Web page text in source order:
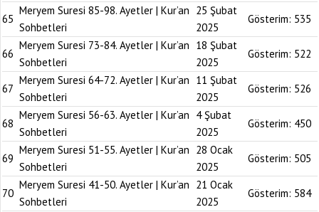
65
Meryem Suresi 85-98. Ayetler | Kur’an
Sohbetleri
25 Şubat
2025
Gösterim: 535
66
Meryem Suresi 73-84. Ayetler | Kur’an
Sohbetleri
18 Şubat
2025
Gösterim: 522
67
Meryem Suresi 64-72. Ayetler | Kur’an
Sohbetleri
11 Şubat
2025
Gösterim: 526
68
Meryem Suresi 56-63. Ayetler | Kur’an
Sohbetleri
4 Şubat
2025
Gösterim: 450
69
Meryem Suresi 51-55. Ayetler | Kur’an
Sohbetleri
28 Ocak
2025
Gösterim: 505
70
Meryem Suresi 41-50. Ayetler | Kur’an
Sohbetleri
21 Ocak
2025
Gösterim: 584